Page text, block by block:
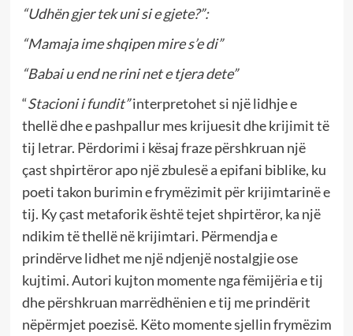
“Udhën gjer tek uni si e gjete?”:
“Mamaja ime shqipen mire s’e di”
“Babai u end ne rini net e tjera dete”
“Stacioni i fundit”interpretohet si një lidhje e
thellë dhe e pashpallur mes krijuesit dhe krijimit të
tij letrar. Përdorimi i kësaj fraze përshkruan një
çast shpirtëror apo një zbulesë a epifani biblike, ku
poeti takon burimin e frymëzimit për krijimtarinë e
tij. Ky çast metaforik është tejet shpirtëror, ka një
ndikim të thellë në krijimtari. Përmendja e
prindërve lidhet me një ndjenjë nostalgjie ose
kujtimi. Autori kujton momente nga fëmijëria e tij
dhe përshkruan marrëdhënien e tij me prindërit
nëpërmjet poezisë. Këto momente sjellin frymëzim